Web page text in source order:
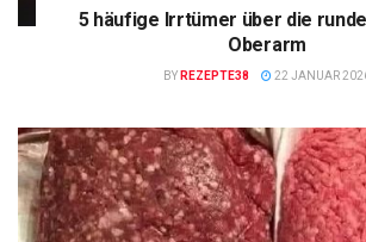
5 häufige Irrtümer über die
Oberarm
BY REZEPTE38 22 JANUAR